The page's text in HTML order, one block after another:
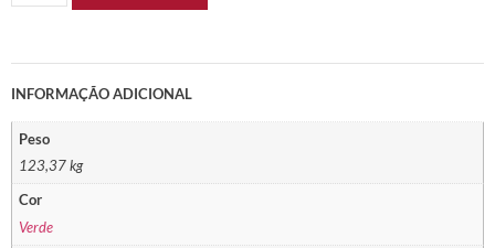
INFORMAÇÃO ADICIONAL
Peso
123,37 kg
Cor
Verde